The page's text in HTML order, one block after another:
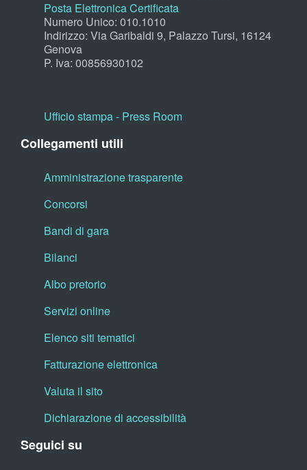
Posta Elettronica Certificata
Numero Unico: 010.1010
Indirizzo: Via Garibaldi 9, Palazzo Tursi, 16124
Genova
P. Iva: 00856930102
Ufficio stampa - Press Room
Collegamenti utili
Amministrazione trasparente
Concorsi
Bandi di gara
Bilanci
Albo pretorio
Servizi online
Elenco siti tematici
Fatturazione elettronica
Valuta il sito
Dichiarazione di accessibilità
Seguici su